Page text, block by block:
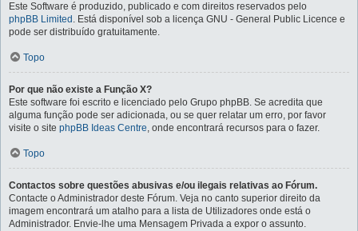
Este Software é produzido, publicado e com direitos reservados pelo
phpBB Limited . Está disponível sob a licença GNU - General Public Licence e
pode ser distribuído gratuitamente.
Topo
Por que não existe a Função X?
Este software foi escrito e licenciado pelo Grupo phpBB. Se acredita que
alguma função pode ser adicionada, ou se quer relatar um erro, por favor
visite o site phpBB Ideas Centre, onde encontrará recursos para o fazer.
Topo
Contactos sobre questões abusivas e/ou ilegais relativas ao Fórum.
Contacte o Administrador deste Fórum. Veja no canto superior direito da
imagem encontrará um atalho para a lista de Utilizadores onde está o
Administrador. Envie-lhe uma Mensagem Privada a expor o assunto.